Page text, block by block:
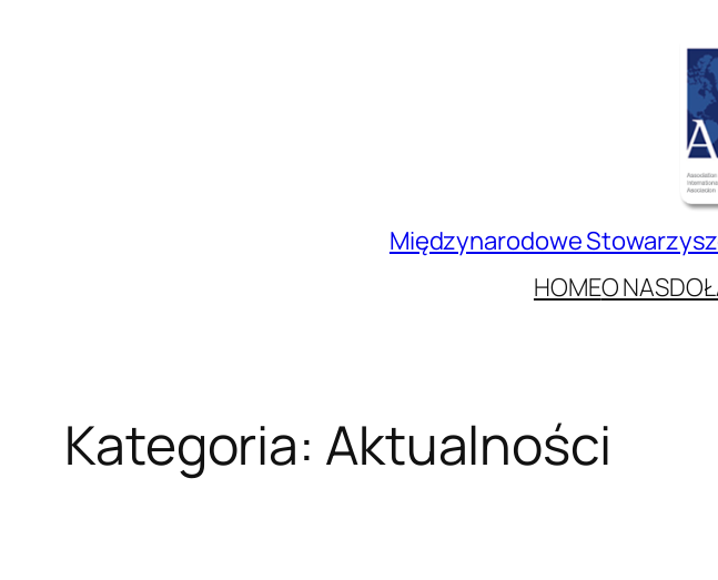
Międzynarodowe
HOMEO NAS
Kategoria: Aktualności